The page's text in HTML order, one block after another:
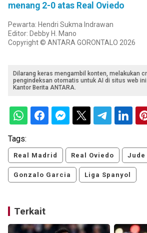
menang 2-0 atas Real Oviedo
Pewarta: Hendri Sukma Indrawan
Editor: Debby H. Mano
Copyright © ANTARA GORONTALO 2026
Dilarang keras mengambil konten, melakukan
pengindeksan otomatis untuk AI di situs web
Kantor Berita ANTARA.
Tags:
Real Madrid Real Oviedo Jude
Gonzalo Garcia Liga Spanyol
Terkait